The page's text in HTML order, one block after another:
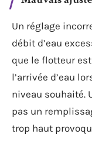
Un réglage
débit d’eau
que le flotteur
l’arrivée d’eau
niveau souhaité.
pas un
trop haut